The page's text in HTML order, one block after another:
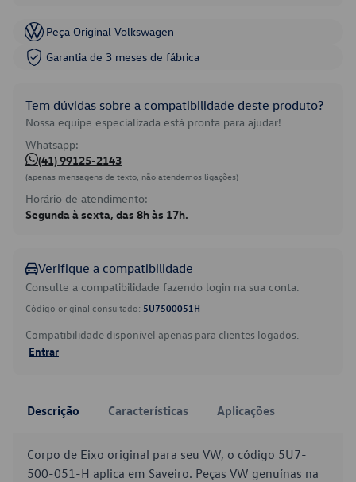
Peça Original Volkswagen
Garantia de 3 meses de fábrica
Tem dúvidas sobre a compatibilidade deste produto?
Nossa equipe especializada está pronta para ajudar!
Whatsapp:
(41) 99125-2143
(apenas mensagens de texto, não atendemos ligações)
Horário de atendimento:
Segunda à sexta, das 8h às 17h.
Verifique a compatibilidade
Consulte a compatibilidade fazendo login na sua conta.
Código original consultado: 5U7500051H
Compatibilidade disponível apenas para clientes logados.
Entrar
Descrição Características Aplicações
Corpo de Eixo original para seu VW, o código 5U7-
500-051-H aplica em Saveiro. Peças VW genuínas na